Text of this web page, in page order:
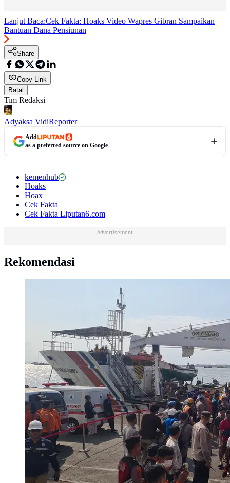
Lanjut Baca:Cek Fakta: Hoaks Video Wapres Gibran Sampaikan
Bantuan Dana Pensiunan
Share
Copy Link
Batal
Tim Redaksi
Adyaksa VidiReporter
Add
as a preferred source on Google
kemenhub
Hoaks
Hoax
Cek Fakta
Cek Fakta Liputan6.com
Advertisement
Rekomendasi